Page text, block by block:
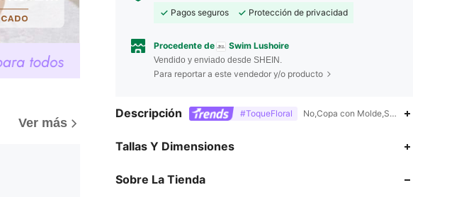
Ver más
Pagos seguros
Protección de privacidad
Procedente de Swim Lushoire
Vendido y enviado desde SHEIN.
Para reportar a este vendedor y/o producto
Descripción #ToqueFloral No,Copa con Molde,Sujetador Bandeau
Tallas Y Dimensiones
Sobre La Tienda
4.77